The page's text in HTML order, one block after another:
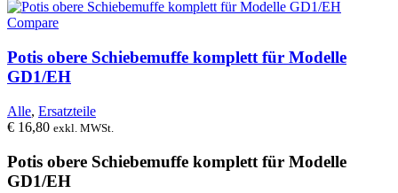
Compare
Potis obere Schiebemuffe komplett für Modelle
GD1/EH
Alle, Ersatzteile
€ 16,80 exkl. MWSt.
Potis obere Schiebemuffe komplett für Modelle
GD1/EH